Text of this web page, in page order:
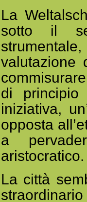
La
sotto il
valutazione
di
iniziativa,
opposta
a
aristocratico.
La città